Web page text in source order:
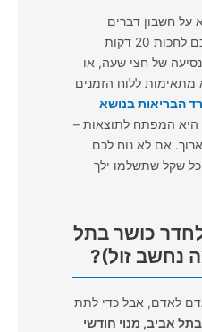
על חשבון דברים
קריטיים: עומס שגורם לכם לחכות 20 דקות
של חצי שעה, או
ללוח הזמנים
הבריאות בנושא
המפתח לתוצאות –
אם לא נוח לכם
שקל שתשלמו ילך
כושר בתל
נחשב זול)?
לאדם, אבל כדי לתת
בתל אביב, מנוי חודשי